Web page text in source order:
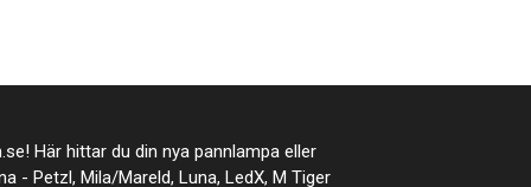
Här hittar du din nya pannlampa eller
- Petzl, Mila/Mareld, Luna, LedX, M Tiger